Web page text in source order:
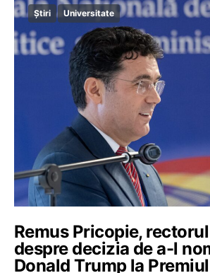
Știri Universitate
Remus Pricopie, rectorul
despre decizia de a-l
Donald Trump la